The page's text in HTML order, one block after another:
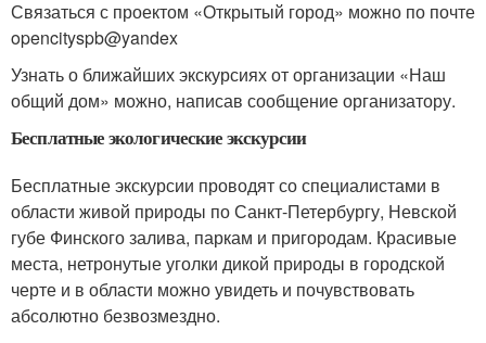
Связаться с проектом «Открытый город» можно по почте
opencityspb@yandex
Узнать о ближайших экскурсиях от организации «Наш
общий дом» можно, написав сообщение организатору.
Бесплатные экологические экскурсии
Бесплатные экскурсии проводят со специалистами в
области живой природы по Санкт-Петербургу, Невской
губе Финского залива, паркам и пригородам. Красивые
места, нетронутые уголки дикой природы в городской
черте и в области можно увидеть и почувствовать
абсолютно безвозмездно.